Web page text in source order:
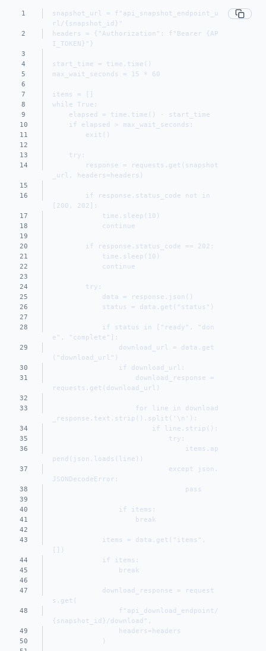
1
snapshot_url = f"api_snapshot_endpoint_u
rl/{snapshot_id}"
2
headers = {"Authorization": f"Bearer {AP
I_TOKEN}"}
3
4
start_time = time.time()
5
max_wait_seconds = 15 * 60
6
7
items = []
8
while True:
9
    elapsed = time.time() - start_time
10
    if elapsed > max_wait_seconds:
11
        exit()
12
13
    try:
14
_url, headers=headers)
15
16
[200, 202]:
17
            time.sleep(10)
18
            continue
19
20
        if response.status_code == 202:
21
            time.sleep(10)
22
            continue
23
24
        try:
25
            data = response.json()
26
            status = data.get("status")
27
28
e", "complete"]:
29
("download_url")
30
                if download_url:
31
requests.get(download_url)
32
33
_response.text.strip().split('\n'):
34
                        if line.strip():
35
                            try:
36
pend(json.loads(line))
37
JSONDecodeError:
38
                                pass
39
40
                if items:
41
                    break
42
43
[])
44
            if items:
45
                break
46
47
s.get(
48
{snapshot_id}/download",
49
                headers=headers
50
            )